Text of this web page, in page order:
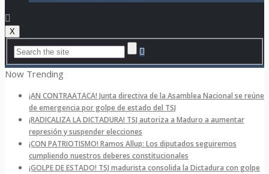
X
Now Trending
¡AN CONTRAATACA! Junta directiva de la Asamblea Nacional se reúne
de emergencia por golpe de estado del TSJ
¡RADICALIZA LA DICTADURA! TSJ autoriza a Maduro a aumentar
represión y suspender elecciones
¡CON PATRIOTISMO! Ramos Allup: Los diputados seguiremos
cumpliendo nuestros deberes constitucionales
¡GOLPE DE ESTADO! TSJ madurista consolida la Dictadura con golpe